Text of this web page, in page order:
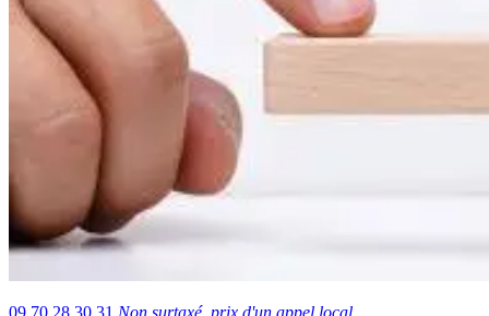
09 70 28 30 31 Non surtaxé, prix d'un appel local